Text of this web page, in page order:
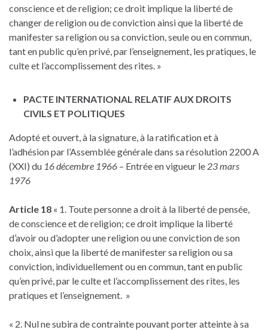
conscience et de religion; ce droit implique la liberté de
changer de religion ou de conviction ainsi que la liberté de
manifester sa religion ou sa conviction, seule ou en commun,
tant en public qu’en privé, par l’enseignement, les pratiques, le
culte et l’accomplissement des rites. »
PACTE INTERNATIONAL RELATIF AUX DROITS
CIVILS ET POLITIQUES
Adopté et ouvert, à la signature, à la ratification et à
l’adhésion par l’Assemblée générale dans sa résolution 2200 A
(XXI) du 16 décembre 1966 – Entrée en vigueur le 23 mars
1976
Article 18 « 1. Toute personne a droit à la liberté de pensée,
de conscience et de religion; ce droit implique la liberté
d’avoir ou d’adopter une religion ou une conviction de son
choix, ainsi que la liberté de manifester sa religion ou sa
conviction, individuellement ou en commun, tant en public
qu’en privé, par le culte et l’accomplissement des rites, les
pratiques et l’enseignement. »
« 2. Nul ne subira de contrainte pouvant porter atteinte à sa